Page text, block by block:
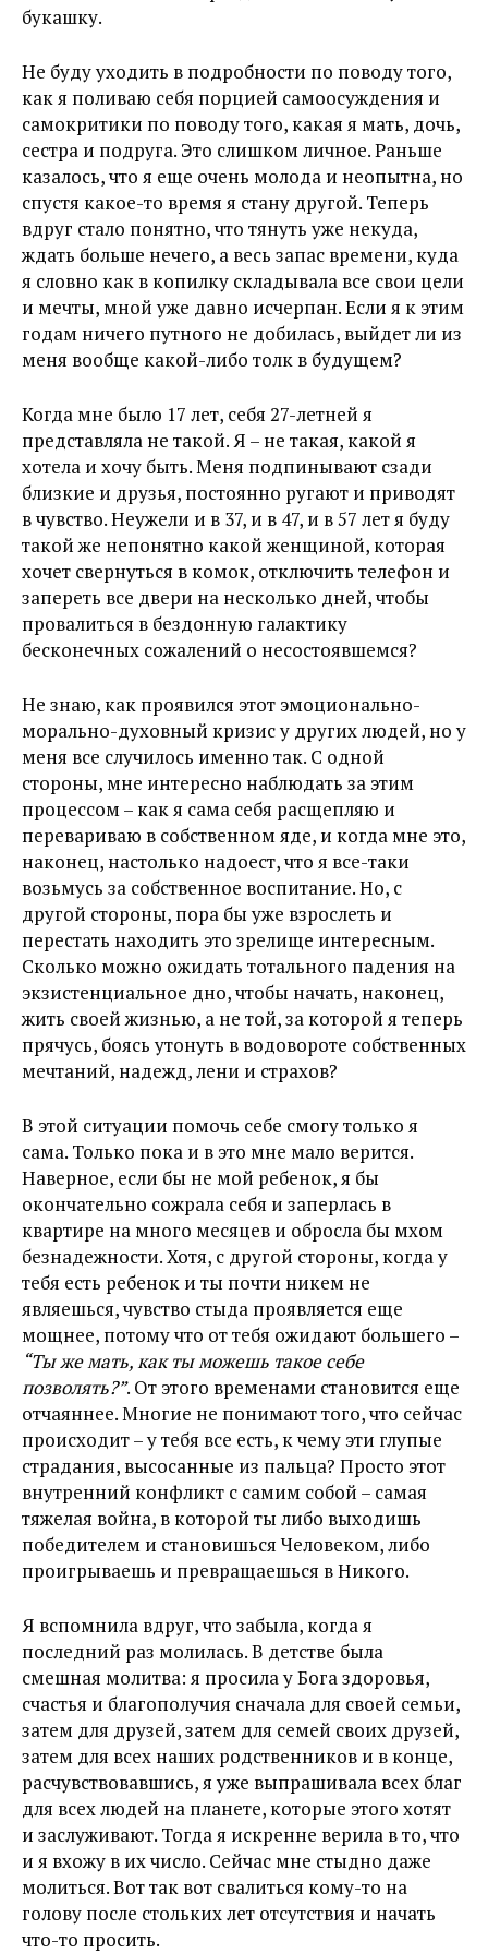
букашку.
Не буду уходить в подробности по поводу того,
как я поливаю себя порцией самоосуждения и
самокритики по поводу того, какая я мать, дочь,
сестра и подруга. Это слишком личное. Раньше
казалось, что я еще очень молода и неопытна, но
спустя какое-то время я стану другой. Теперь
вдруг стало понятно, что тянуть уже некуда,
ждать больше нечего, а весь запас времени, куда
я словно как в копилку складывала все свои цели
и мечты, мной уже давно исчерпан. Если я к этим
годам ничего путного не добилась, выйдет ли из
меня вообще какой-либо толк в будущем?
Когда мне было 17 лет, себя 27-летней я
представляла не такой. Я – не такая, какой я
хотела и хочу быть. Меня подпинывают сзади
близкие и друзья, постоянно ругают и приводят
в чувство. Неужели и в 37, и в 47, и в 57 лет я буду
такой же непонятно какой женщиной, которая
хочет свернуться в комок, отключить телефон и
запереть все двери на несколько дней, чтобы
провалиться в бездонную галактику
бесконечных сожалений о несостоявшемся?
Не знаю, как проявился этот эмоционально-
морально-духовный кризис у других людей, но у
меня все случилось именно так. С одной
стороны, мне интересно наблюдать за этим
процессом – как я сама себя расщепляю и
перевариваю в собственном яде, и когда мне это,
наконец, настолько надоест, что я все-таки
возьмусь за собственное воспитание. Но, с
другой стороны, пора бы уже взрослеть и
перестать находить это зрелище интересным.
Сколько можно ожидать тотального падения на
экзистенциальное дно, чтобы начать, наконец,
жить своей жизнью, а не той, за которой я теперь
прячусь, боясь утонуть в водовороте собственных
мечтаний, надежд, лени и страхов?
В этой ситуации помочь себе смогу только я
сама. Только пока и в это мне мало верится.
Наверное, если бы не мой ребенок, я бы
окончательно сожрала себя и заперлась в
квартире на много месяцев и обросла бы мхом
безнадежности. Хотя, с другой стороны, когда у
тебя есть ребенок и ты почти никем не
являешься, чувство стыда проявляется еще
мощнее, потому что от тебя ожидают большего –
“Ты же мать, как ты можешь такое себе
позволять?”. От этого временами становится еще
отчаяннее. Многие не понимают того, что сейчас
происходит – у тебя все есть, к чему эти глупые
страдания, высосанные из пальца? Просто этот
внутренний конфликт с самим собой – самая
тяжелая война, в которой ты либо выходишь
победителем и становишься Человеком, либо
проигрываешь и превращаешься в Никого.
Я вспомнила вдруг, что забыла, когда я
последний раз молилась. В детстве была
смешная молитва: я просила у Бога здоровья,
счастья и благополучия сначала для своей семьи,
затем для друзей, затем для семей своих друзей,
затем для всех наших родственников и в конце,
расчувствовавшись, я уже выпрашивала всех благ
для всех людей на планете, которые этого хотят
и заслуживают. Тогда я искренне верила в то, что
и я вхожу в их число. Сейчас мне стыдно даже
молиться. Вот так вот свалиться кому-то на
голову после стольких лет отсутствия и начать
что-то просить.